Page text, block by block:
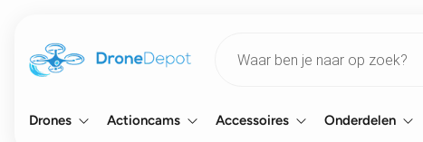
search
Drones Actioncams Accessoires Onderdelen